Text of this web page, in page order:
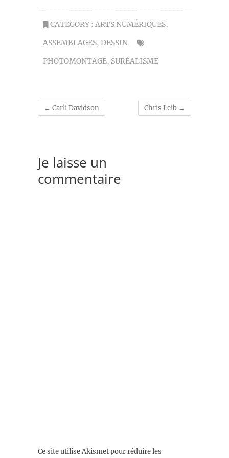
CATEGORY : ARTS NUMÉRIQUES,
ASSEMBLAGES, DESSIN
PHOTOMONTAGE, SURÉALISME
← Carli Davidson Chris Leib →
Je laisse un
commentaire
Ce site utilise Akismet pour réduire les